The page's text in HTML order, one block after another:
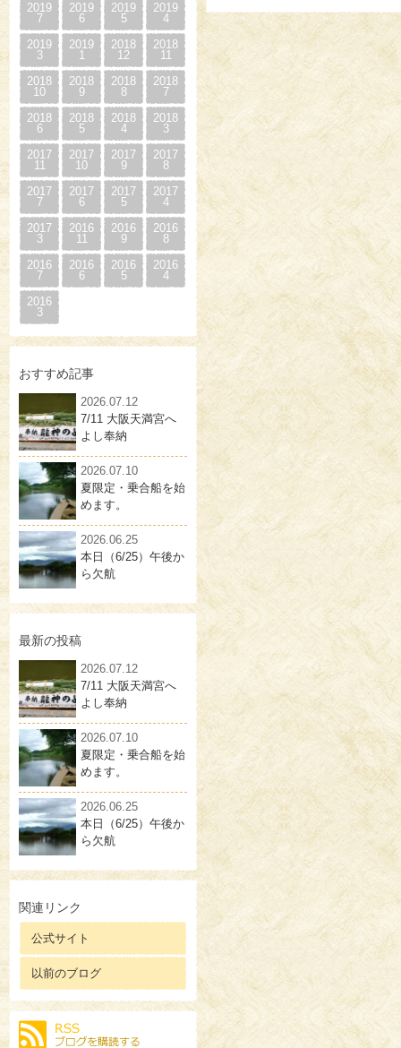
2019
7
2019
6
2019
5
2019
4
2019
3
2019
1
2018
12
2018
11
2018
10
2018
9
2018
8
2018
7
2018
6
2018
5
2018
4
2018
3
2017
11
2017
10
2017
9
2017
8
2017
7
2017
6
2017
5
2017
4
2017
3
2016
11
2016
9
2016
8
2016
7
2016
6
2016
5
2016
4
2016
3
おすすめ記事
2026.07.12
7/11 大阪天満宮へ
よし奉納
2026.07.10
夏限定・乗合船を始
めます。
2026.06.25
本日（6/25）午後か
ら欠航
最新の投稿
2026.07.12
7/11 大阪天満宮へ
よし奉納
2026.07.10
夏限定・乗合船を始
めます。
2026.06.25
本日（6/25）午後か
ら欠航
関連リンク
公式サイト
以前のブログ